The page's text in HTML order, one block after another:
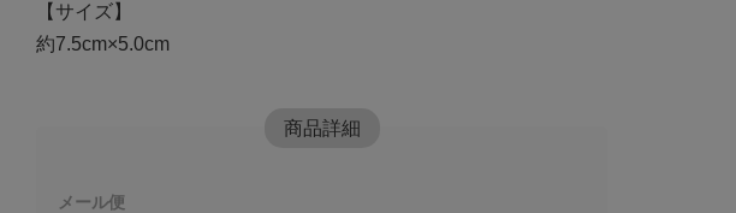
【サイズ】
約7.5cm×5.0cm
商品詳細
メール便